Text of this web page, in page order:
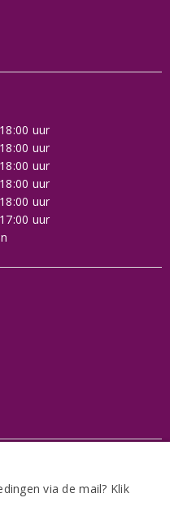
uur
uur
uur
uur
uur
uur
11 + 1 (behalve bij
via de mail? Klik